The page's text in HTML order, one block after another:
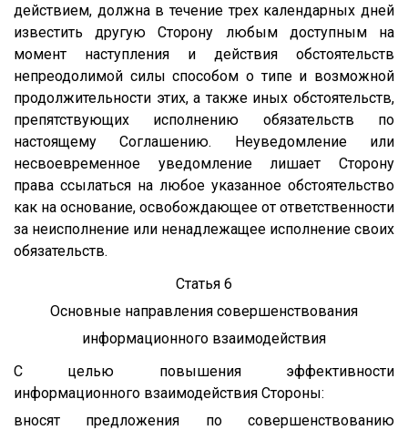
действием, должна в течение трех календарных дней
известить другую Сторону любым доступным на
момент наступления и действия обстоятельств
непреодолимой силы способом о типе и возможной
продолжительности этих, а также иных обстоятельств,
препятствующих исполнению обязательств по
настоящему Соглашению. Неуведомление или
несвоевременное уведомление лишает Сторону
права ссылаться на любое указанное обстоятельство
как на основание, освобождающее от ответственности
за неисполнение или ненадлежащее исполнение своих
обязательств.
Статья 6
Основные направления совершенствования
информационного взаимодействия
С целью повышения эффективности
информационного взаимодействия Стороны:
вносят предложения по совершенствованию